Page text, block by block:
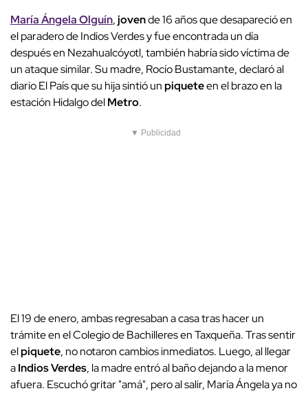
María Ángela Olguín,jovende 16 años que desapareció en
el paradero de Indios Verdes y fue encontrada un día
después en Nezahualcóyotl, también habría sido víctima de
un ataque similar. Su madre, Rocío Bustamante, declaró al
diario El País que su hija sintió unpiqueteen el brazo en la
estación Hidalgo delMetro.
▼ Publicidad
El 19 de enero, ambas regresaban a casa tras hacer un
trámite en el Colegio de Bachilleres en Taxqueña. Tras sentir
elpiquete, no notaron cambios inmediatos. Luego, al llegar
aIndios Verdes, la madre entró al baño dejando a la menor
afuera. Escuchó gritar "amá", pero al salir, María Ángela ya no